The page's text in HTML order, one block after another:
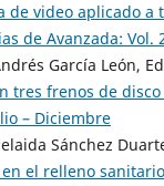
de video aplicado a
de Avanzada: Vol.
García León,
tres frenos de
– Diciembre
Sánchez
el relleno